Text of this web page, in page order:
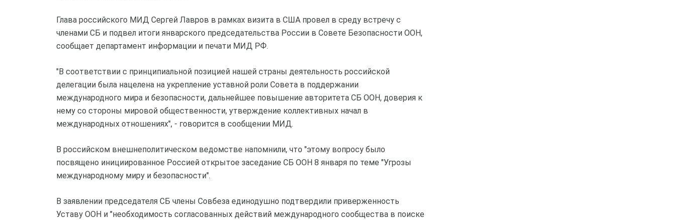
Глава российского МИД Сергей Лавров в рамках визита в США провел в среду встречу с
членами СБ и подвел итоги январского председательства России в Совете Безопасности ООН,
сообщает департамент информации и печати МИД РФ.
"В соответствии с принципиальной позицией нашей страны деятельность российской
делегации была нацелена на укрепление уставной роли Совета в поддержании
международного мира и безопасности, дальнейшее повышение авторитета СБ ООН, доверия к
нему со стороны мировой общественности, утверждение коллективных начал в
международных отношениях", - говорится в сообщении МИД.
В российском внешнеполитическом ведомстве напомнили, что "этому вопросу было
посвящено инициированное Россией открытое заседание СБ ООН 8 января по теме "Угрозы
международному миру и безопасности".
В заявлении председателя СБ члены Совбеза единодушно подтвердили приверженность
Уставу ООН и "необходимость согласованных действий международного сообщества в поиске